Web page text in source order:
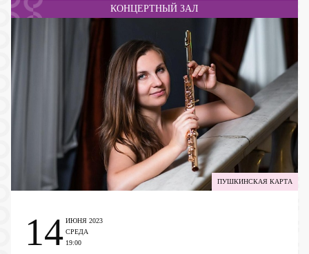
КОНЦЕРТНЫЙ ЗАЛ
ПУШКИНСКАЯ КАРТА
14 ИЮНЯ 2023
СРЕДА
19:00